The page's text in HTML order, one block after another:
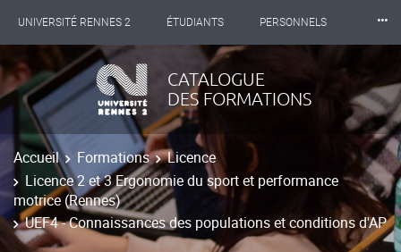
UNIVERSITÉ RENNES 2 ÉTUDIANTS PERSONNELS
INTERNATIONAL PROFESSIONNELS
LES NOUVELLES DE RENNES 2
⸱⸱⸱
CATALOGUE
DES FORMATIONS
Accueil Formations
Licence
Licence 2 et 3 Ergonomie du sport et performance
motrice (Rennes)
UEF4 - Connaissances des populations et conditions d'AP